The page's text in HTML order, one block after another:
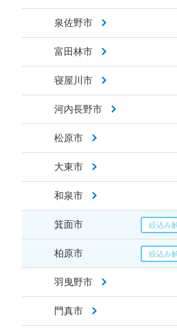
泉佐野市
富田林市
寝屋川市
河内長野市
松原市
大東市
和泉市
箕面市
柏原市
羽曳野市
門真市